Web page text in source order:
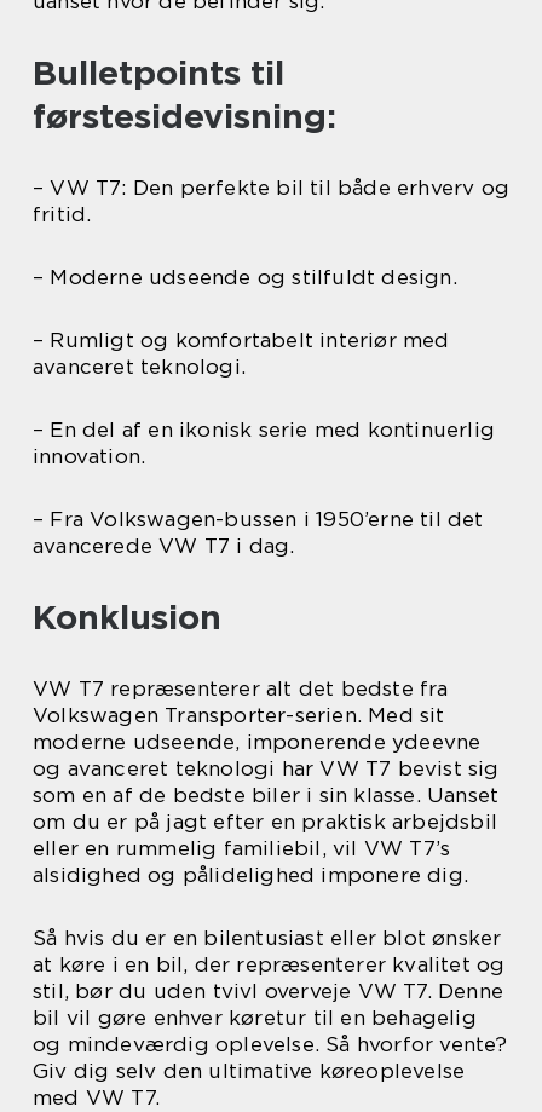
Bulletpoints til
førstesidevisning:
– VW T7: Den perfekte bil til både erhverv og
fritid.
– Moderne udseende og stilfuldt design.
– Rumligt og komfortabelt interiør med
avanceret teknologi.
– En del af en ikonisk serie med kontinuerlig
innovation.
– Fra Volkswagen-bussen i 1950’erne til det
avancerede VW T7 i dag.
Konklusion
VW T7 repræsenterer alt det bedste fra
Volkswagen Transporter-serien. Med sit
moderne udseende, imponerende ydeevne
og avanceret teknologi har VW T7 bevist sig
som en af de bedste biler i sin klasse. Uanset
om du er på jagt efter en praktisk arbejdsbil
eller en rummelig familiebil, vil VW T7’s
alsidighed og pålidelighed imponere dig.
Så hvis du er en bilentusiast eller blot ønsker
at køre i en bil, der repræsenterer kvalitet og
stil, bør du uden tvivl overveje VW T7. Denne
bil vil gøre enhver køretur til en behagelig
og mindeværdig oplevelse. Så hvorfor vente?
Giv dig selv den ultimative køreoplevelse
med VW T7.